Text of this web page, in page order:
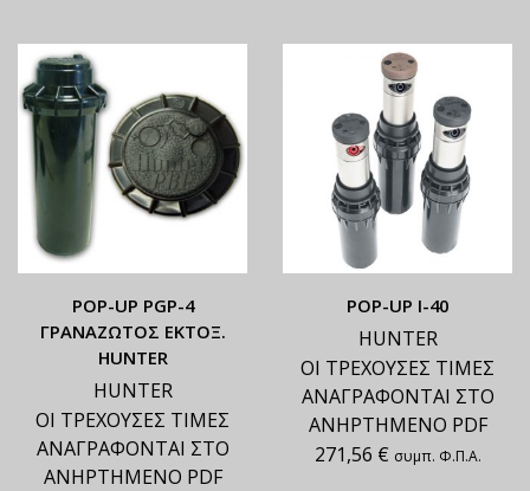
ΡΟΡ-UP PGP-4
ΓΡΑΝΑΖΩΤΟΣ ΕΚΤΟΞ.
HUNTER
HUNTER
ΟΙ ΤΡΕΧΟΥΣΕΣ ΤΙΜΕΣ
ΑΝΑΓΡΑΦΟΝΤΑΙ ΣΤΟ
ΑΝΗΡΤΗΜΕΝΟ PDF
ΡΟΡ-UP Ι-40
HUNTER
ΟΙ ΤΡΕΧΟΥΣΕΣ ΤΙΜΕΣ
ΑΝΑΓΡΑΦΟΝΤΑΙ ΣΤΟ
ΑΝΗΡΤΗΜΕΝΟ PDF
271,56 € συμπ. Φ.Π.Α.